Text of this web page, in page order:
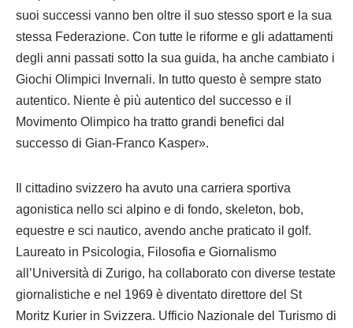
suoi successi vanno ben oltre il suo stesso sport e la sua
stessa Federazione. Con tutte le riforme e gli adattamenti
degli anni passati sotto la sua guida, ha anche cambiato i
Giochi Olimpici Invernali. In tutto questo è sempre stato
autentico. Niente è più autentico del successo e il
Movimento Olimpico ha tratto grandi benefici dal
successo di Gian-Franco Kasper».
Il cittadino svizzero ha avuto una carriera sportiva
agonistica nello sci alpino e di fondo, skeleton, bob,
equestre e sci nautico, avendo anche praticato il golf.
Laureato in Psicologia, Filosofia e Giornalismo
all’Università di Zurigo, ha collaborato con diverse testate
giornalistiche e nel 1969 è diventato direttore del St
Moritz Kurier in Svizzera. Ufficio Nazionale del Turismo di